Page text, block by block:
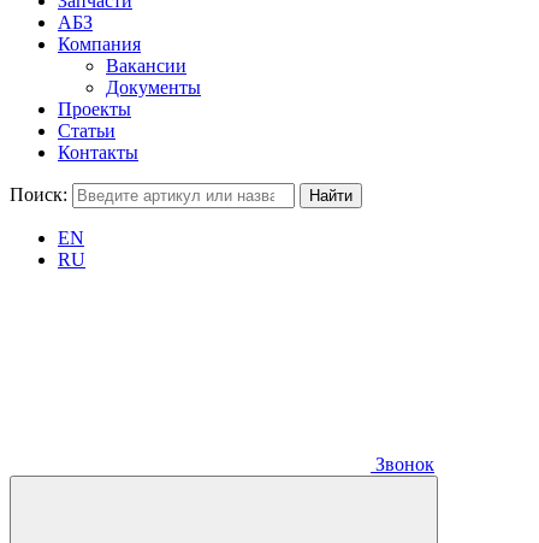
АБЗ
Компания
Вакансии
Документы
Проекты
Статьи
Контакты
Поиск:
EN
RU
Звонок